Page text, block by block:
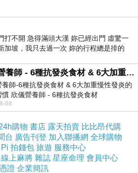
特高德斯談起戀愛還算是登
花，不免俗刻意安排一些搞
吉爾平飾演一個伶牙俐齒、
盡風頭，之後一定讓這個角
孩，羅傑巴特飾演的競爭對
不錯的演出。
滿2026描述講述珍妮佛羅培
都是工作狂，擔任老闆珍妮
人很快地展開一段辦公室祕
後隨即身陷混亂之中。十分
色幾乎是替珍妮佛羅培茲與
打不開 急得滿頭大漢 妳已經出門 虛驚一
加坡，我只去過一次 妳的行程總是排的
欣儀營養師 - 6種抗發炎食材 & 6大加重慢性發炎的飲食習慣
養師-6種抗發炎食材 & 6大加重慢性發炎的
慣 欣儀營養師 - 6種抗發炎食材
www.facebook.com/photo/?fbid=147
08
購物 書店 露天拍賣 比比昂代購
台 廣告刊登 加入聯播網 全球購物
Pi 拍錢包 旅遊 服務中心
線上麻將 雜誌 星座命理 會員中心
證 企業簡訊